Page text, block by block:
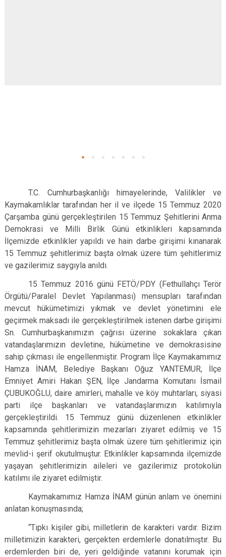
T.C. Cumhurbaşkanlığı himayelerinde, Valilikler ve
Kaymakamlıklar tarafından her il ve ilçede 15 Temmuz 2020
Çarşamba günü gerçekleştirilen 15 Temmuz Şehitlerini Anma
Demokrasi ve Milli Birlik Günü etkinlikleri kapsamında
İlçemizde etkinlikler yapıldı ve hain darbe girişimi kınanarak
15 Temmuz şehitlerimiz başta olmak üzere tüm şehitlerimiz
ve gazilerimiz saygıyla anıldı.
15 Temmuz 2016 günü FETÖ/PDY (Fethullahçı Terör
Örgütü/Paralel Devlet Yapılanması) mensupları tarafından
mevcut hükümetimizi yıkmak ve devlet yönetimini ele
geçirmek maksadı ile gerçekleştirilmek istenen darbe girişimi
Sn. Cumhurbaşkanımızın çağrısı üzerine sokaklara çıkan
vatandaşlarımızın devletine, hükümetine ve demokrasisine
sahip çıkması ile engellenmiştir. Program İlçe Kaymakamımız
Hamza İNAM, Belediye Başkanı Oğuz YANTEMUR, İlçe
Emniyet Amiri Hakan ŞEN, İlçe Jandarma Komutanı İsmail
ÇUBUKOĞLU, daire amirleri, mahalle ve köy muhtarları, siyasi
parti ilçe başkanları ve vatandaşlarımızın katılımıyla
gerçekleştirildi. 15 Temmuz günü düzenlenen etkinlikler
kapsamında şehitlerimizin mezarları ziyaret edilmiş ve 15
Temmuz şehitlerimiz başta olmak üzere tüm şehitlerimiz için
mevlid-i şerif okutulmuştur. Etkinlikler kapsamında ilçemizde
yaşayan şehitlerimizin aileleri ve gazilerimiz protokolün
katılımı ile ziyaret edilmiştir.
Kaymakamımız Hamza İNAM günün anlam ve önemini
anlatan konuşmasında;
“Tıpkı kişiler gibi, milletlerin de karakteri vardır. Bizim
milletimizin karakteri, gerçekten erdemlerle donatılmıştır. Bu
erdemlerden biri de, yeri geldiğinde vatanını korumak için